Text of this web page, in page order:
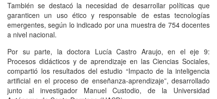
También se destacó la necesidad de desarrollar políticas que
garanticen un uso ético y responsable de estas tecnologías
emergentes, según lo indicado por una muestra de 754 docentes
a nivel nacional.
Por su parte, la doctora Lucía Castro Araujo, en el eje 9:
Procesos didácticos y de aprendizaje en las Ciencias Sociales,
compartió los resultados del estudio “Impacto de la inteligencia
artificial en el proceso de enseñanza-aprendizaje”, desarrollado
junto al investigador Manuel Custodio, de la Universidad